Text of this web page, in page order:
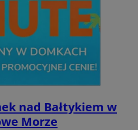
nad Bałtykiem w
Morze